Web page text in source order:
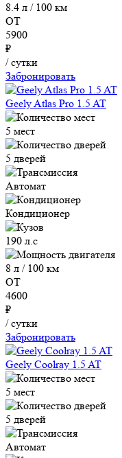
8.4 л / 100 км
ОТ
5900
₽
/ сутки
Забронировать
Geely Atlas Pro 1.5 AT
5 мест
5 дверей
Автомат
Кондиционер
190 л.с
8 л / 100 км
ОТ
4600
₽
/ сутки
Забронировать
Geely Coolray 1.5 AT
5 мест
5 дверей
Автомат